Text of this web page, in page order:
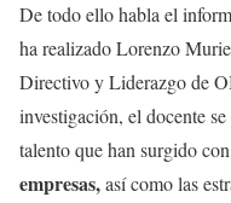
De todo ello habla el
ha realizado Lorenzo
Directivo y Liderazgo de
investigación, el docente
talento que han surgido
empresas,así como las